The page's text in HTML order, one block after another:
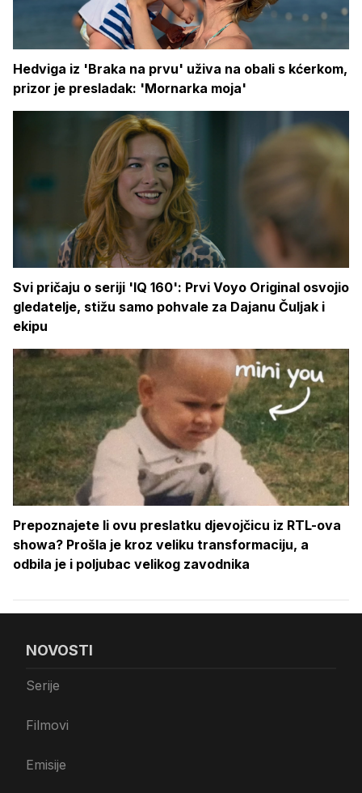
Hedviga iz 'Braka na prvu' uživa na obali s kćerkom,
prizor je presladak: 'Mornarka moja'
Svi pričaju o seriji 'IQ 160': Prvi Voyo Original osvojio
gledatelje, stižu samo pohvale za Dajanu Čuljak i
ekipu
Prepoznajete li ovu preslatku djevojčicu iz RTL-ova
showa? Prošla je kroz veliku transformaciju, a
odbila je i poljubac velikog zavodnika
NOVOSTI
Serije
Filmovi
Emisije